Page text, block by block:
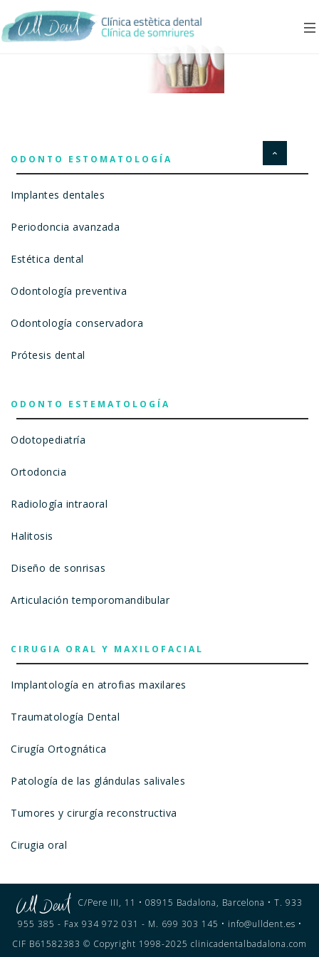
ODONTO ESTOMATOLOGÍA
Implantes dentales
Periodoncia avanzada
Estética dental
Odontología preventiva
Odontología conservadora
Prótesis dental
ODONTO ESTEMATOLOGÍA
Odotopediatría
Ortodoncia
Radiología intraoral
Halitosis
Diseño de sonrisas
Articulación temporomandibular
CIRUGIA ORAL Y MAXILOFACIAL
Implantología en atrofias maxilares
Traumatología Dental
Cirugía Ortognática
Patología de las glándulas salivales
Tumores y cirurgía reconstructiva
Cirugia oral
C/Pere III, 11 • 08915 Badalona, Barcelona • T. 933
955 385 - Fax 934 972 031 - M. 699 303 145 • info@ulldent.es •
CIF B61582383 © Copyright 1998-2025 clinicadentalbadalona.com